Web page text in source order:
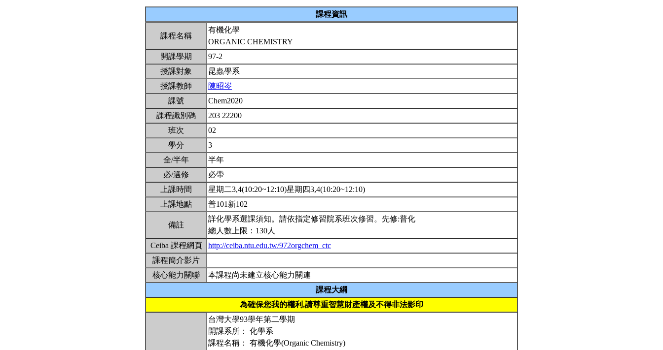
課程資訊
課程名稱
有機化學
ORGANIC CHEMISTRY
開課學期
97-2
授課對象
昆蟲學系
授課教師
陳昭岑
課號
Chem2020
課程識別碼
203 22200
班次
02
學分
3
全/半年
半年
必/選修
必帶
上課時間
星期二3,4(10:20~12:10)星期四3,4(10:20~12:10)
上課地點
普101新102
備註
詳化學系選課須知。請依指定修習院系班次修習。先修:普化
總人數上限：130人
Ceiba 課程網頁
http://ceiba.ntu.edu.tw/972orgchem_ctc
課程簡介影片
核心能力關聯
本課程尚未建立核心能力關連
課程大綱
為確保您我的權利,請尊重智慧財產權及不得非法影印
台灣大學93學年第二學期
開課系所： 化學系
課程名稱： 有機化學(Organic Chemistry)